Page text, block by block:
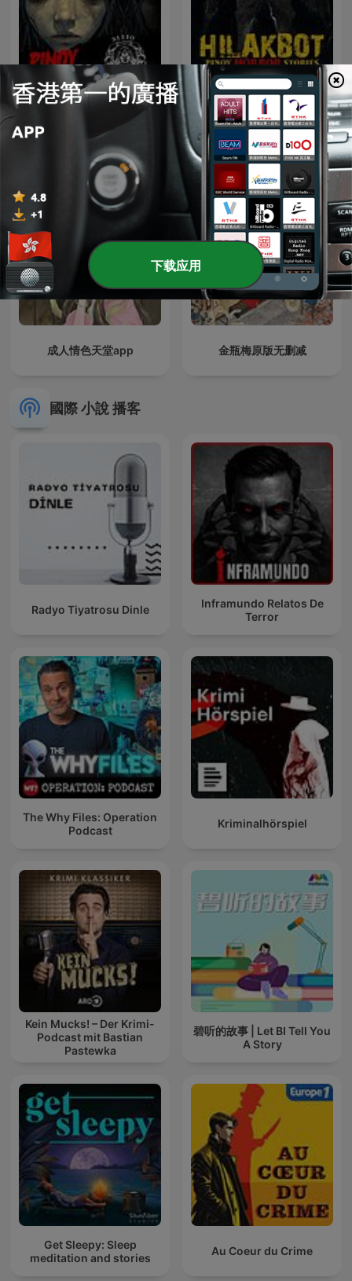
Sitio Bangungot - Pinoy
Horror Stories for Sleep
Podcast
HILAKBOT PINOY HORROR
STORIES | The Podcast
成人情色天堂app 金瓶梅原版无删减
國際 小說 播客
Radyo Tiyatrosu Dinle
Inframundo Relatos De
Terror
The Why Files: Operation
Podcast
Kriminalhörspiel
Kein Mucks! – Der Krimi-
Podcast mit Bastian
Pastewka
碧听的故事 | Let BI Tell You
A Story
Get Sleepy: Sleep
meditation and stories
Au Coeur du Crime
下载应用